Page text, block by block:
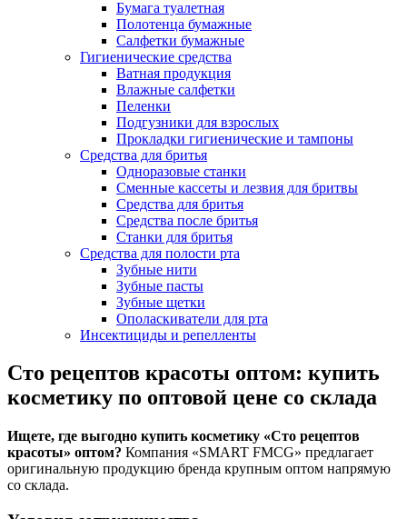
Бумага туалетная
Полотенца бумажные
Салфетки бумажные
Гигиенические средства
Ватная продукция
Влажные салфетки
Пеленки
Подгузники для взрослых
Прокладки гигиенические и тампоны
Средства для бритья
Одноразовые станки
Сменные кассеты и лезвия для бритвы
Средства для бритья
Средства после бритья
Станки для бритья
Средства для полости рта
Зубные нити
Зубные пасты
Зубные щетки
Ополаскиватели для рта
Инсектициды и репелленты
Сто рецептов красоты оптом: купить
косметику по оптовой цене со склада
Ищете, где выгодно купить косметику «Сто рецептов
красоты» оптом? Компания «SMART FMCG» предлагает
оригинальную продукцию бренда крупным оптом напрямую
со склада.